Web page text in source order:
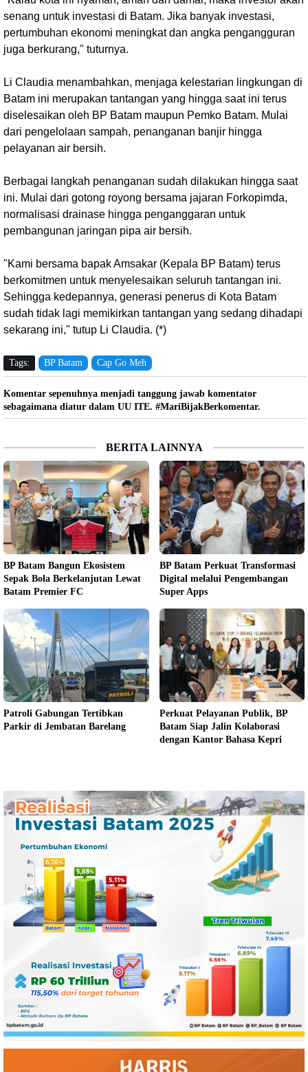
senang untuk investasi di Batam. Jika banyak investasi,
pertumbuhan ekonomi meningkat dan angka pengangguran
juga berkurang," tuturnya.
Li Claudia menambahkan, menjaga kelestarian lingkungan di
Batam ini merupakan tantangan yang hingga saat ini terus
diselesaikan oleh BP Batam maupun Pemko Batam. Mulai
dari pengelolaan sampah, penanganan banjir hingga
pelayanan air bersih.
Berbagai langkah penanganan sudah dilakukan hingga saat
ini. Mulai dari gotong royong bersama jajaran Forkopimda,
normalisasi drainase hingga penganggaran untuk
pembangunan jaringan pipa air bersih.
"Kami bersama bapak Amsakar (Kepala BP Batam) terus
berkomitmen untuk menyelesaikan seluruh tantangan ini.
Sehingga kedepannya, generasi penerus di Kota Batam
sudah tidak lagi memikirkan tantangan yang sedang dihadapi
sekarang ini," tutup Li Claudia. (*)
Tags: BP Batam Cap Go Meh
Komentar sepenuhnya menjadi tanggung jawab komentator
sebagaimana diatur dalam UU ITE. #MariBijakBerkomentar.
BERITA LAINNYA
BP Batam Bangun Ekosistem
Sepak Bola Berkelanjutan Lewat
Batam Premier FC
BP Batam Perkuat Transformasi
Digital melalui Pengembangan
Super Apps
Patroli Gabungan Tertibkan
Parkir di Jembatan Barelang
Perkuat Pelayanan Publik, BP
Batam Siap Jalin Kolaborasi
dengan Kantor Bahasa Kepri